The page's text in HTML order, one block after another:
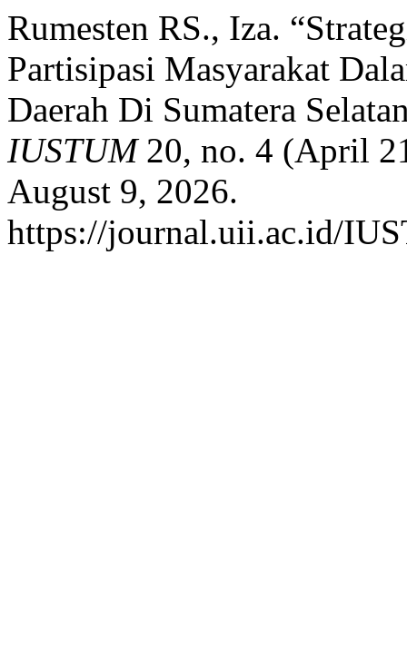
Rumesten RS., Iza.
Partisipasi Masyarakat
Daerah Di Sumatera
IUSTUM20, no. 4 (April
August 9, 2026.
https://journal.uii.ac.id/